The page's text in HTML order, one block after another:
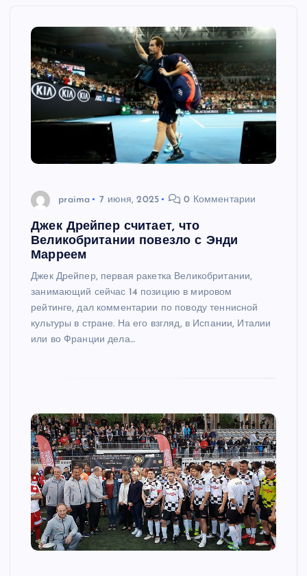
praima 7 июня, 2025 0 Комментарии
Джек Дрейпер считает, что
Великобритании повезло с Энди
Марреем
Джек Дрейпер, первая ракетка Великобритании,
занимающий сейчас 14 позицию в мировом
рейтинге, дал комментарии по поводу теннисной
культуры в стране. На его взгляд, в Испании, Италии
или во Франции дела…